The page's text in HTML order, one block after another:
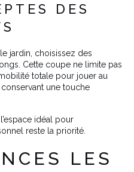
DES
jardin, choisissez des
Cette coupe ne limite pas
totale pour jouer au
une touche
idéal pour
reste la priorité.
LES